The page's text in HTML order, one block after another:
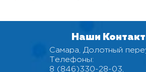
Наши
Самара, Долотный
Телефоны:
8 (846)330-28-03,